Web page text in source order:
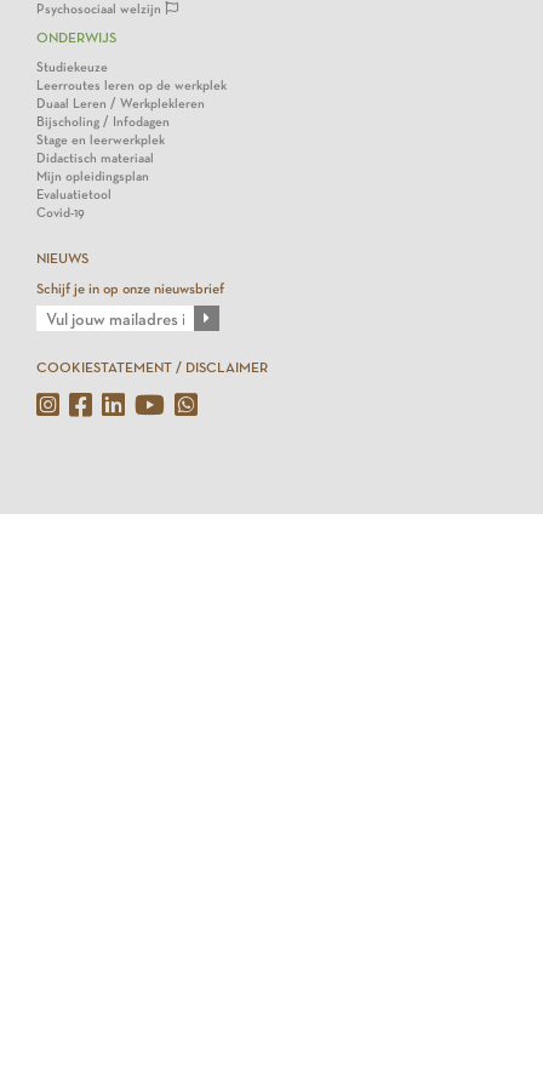
Psychosociaal welzijn
ONDERWIJS
Studiekeuze
Leerroutes leren op de werkplek
Duaal Leren / Werkplekleren
Bijscholing / Infodagen
Stage en leerwerkplek
Didactisch materiaal
Mijn opleidingsplan
Evaluatietool
Covid-19
NIEUWS
Schijf je in op onze nieuwsbrief
COOKIESTATEMENT / DISCLAIMER